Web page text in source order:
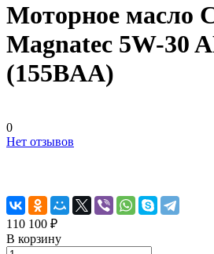
Моторное масло
Magnatec 5W-30
(155BAA)
0
Нет отзывов
110 100 ₽
В корзину